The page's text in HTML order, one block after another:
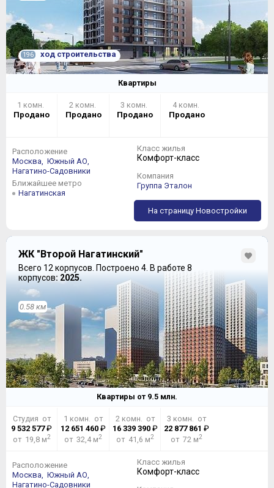
196 ход строительства
Квартиры
1 комн.
Продано
2 комн.
Продано
3 комн.
Продано
4 комн.
Продано
Расположение
Москва,
Южный АО,
Нагатино-Садовники
Ближайшее метро
Нагатинская
Класс жилья
Комфорт-класс
Компания
Группа Эталон
На страницу Новостройки
ЖК "Второй Нагатинский"
Всего 12 корпусов. Построено 4. В работе 8
корпусов: 2025.
0.58 км
Квартиры от 9.5 млн.
Студия от
9 532 577₽
от 19,8 м2
1 комн. от
12 651 460 ₽
от 32,4 м2
2 комн. от
16 339 390₽
от 41,6 м2
3 комн. от
22 877 861 ₽
от 72 м2
Расположение
Москва,
Южный АО,
Нагатино-Садовники
Класс жилья
Комфорт-класс